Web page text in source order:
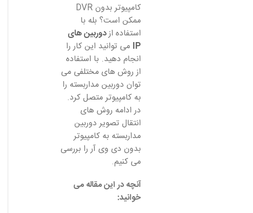
کامپیوتر بدون DVR
ممکن است؟ بله با
استفاده ازدوربین های
IP می توانید این کار را
انجام دهید. با استفاده
از روش های مختلفی می
توان دوربین مداربسته را
به کامپیوتر متصل کرد.
در ادامه روش های
انتقال تصویر دوربین
مداربسته به کامپیوتر
بدون دی وی آر را بررسی
می کنیم.
آنچه در این مقاله می
خوانید: